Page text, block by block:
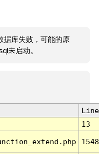
据库失败，可能的原
未启动。
Line
13
1548